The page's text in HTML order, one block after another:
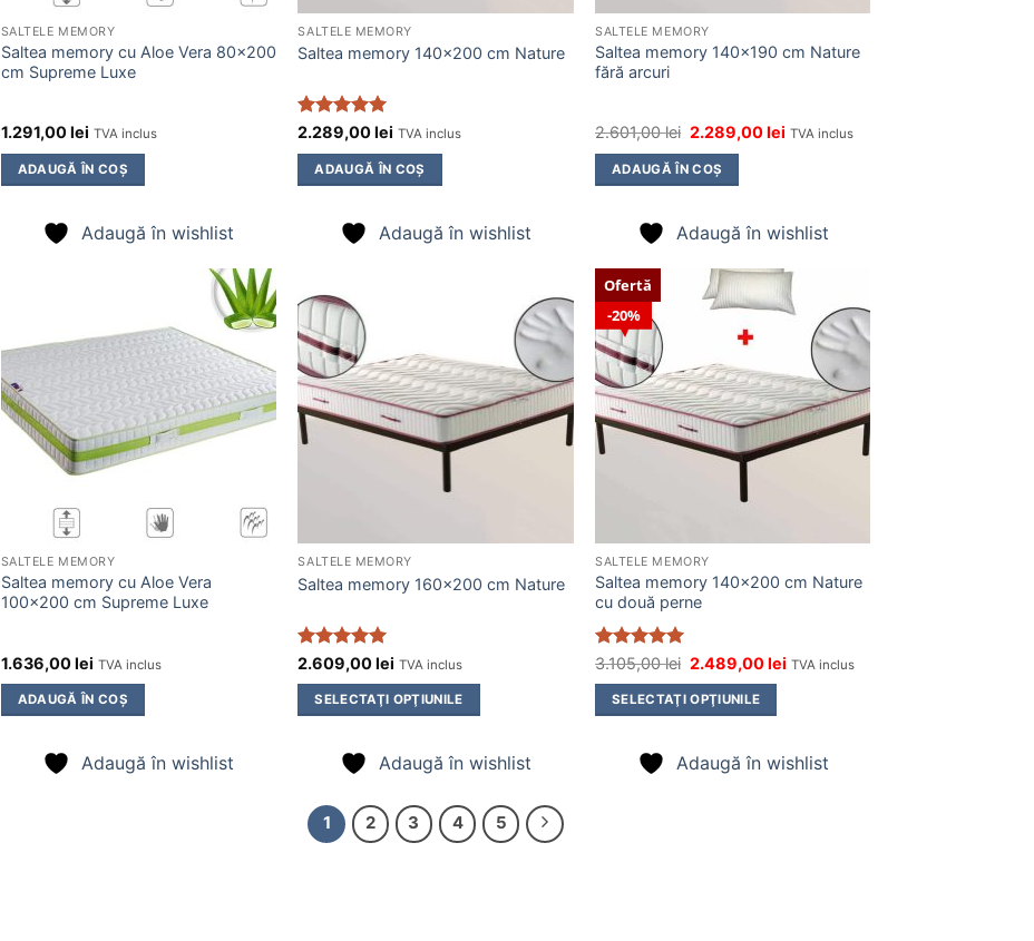
SALTELE MEMORY
Saltea memory cu Aloe Vera 80×200
cm Supreme Luxe
1.291,00lei TVA inclus
ADAUGĂ ÎN COȘ
Adaugă în wishlist
SALTELE MEMORY
Saltea memory 140×200 cm Nature
Evaluat la
2.289,00lei TVA inclus
ADAUGĂ ÎN COȘ
Adaugă în wishlist
SALTELE MEMORY
Saltea memory 140×190 cm Nature
fără arcuri
2.601,00lei Prețul
a
fost:
2.289,00lei Prețul
TVA inclus
ADAUGĂ ÎN COȘ
Adaugă în wishlist
Adaugă
wishlist
SALTELE MEMORY
Saltea memory cu Aloe Vera
100×200 cm Supreme Luxe
1.636,00lei TVA inclus
ADAUGĂ ÎN COȘ
Adaugă în wishlist
Adaugă
în
wishlist
SALTELE MEMORY
Saltea memory 160×200 cm Nature
Evaluat la
2.609,00lei TVA inclus
SELECTAŢI OPŢIUNILE
Adaugă în wishlist
20%
Ofertă
Adaugă
în
wishlist
SALTELE MEMORY
Saltea memory 140×200 cm Nature
cu două perne
Evaluat la
3.105,00lei Prețul
a
fost:
2.489,00lei Prețul
TVA inclus
SELECTAŢI OPŢIUNILE
Adaugă în wishlist
1 2 3 4 5